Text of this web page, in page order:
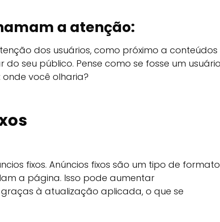
a atenção:
dos usuários, como próximo a conteúdos
seu público. Pense como se fosse um usuário
você olharia?
fixos. Anúncios fixos são um tipo de formato
a página. Isso pode aumentar
à atualização aplicada, o que se